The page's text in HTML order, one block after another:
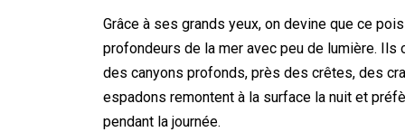
Grâce à ses grands yeux, on devine que ce
profondeurs de la mer avec peu de lumière. Ils
des canyons profonds, près des crêtes, des
espadons remontent à la surface la nuit et
pendant la journée.